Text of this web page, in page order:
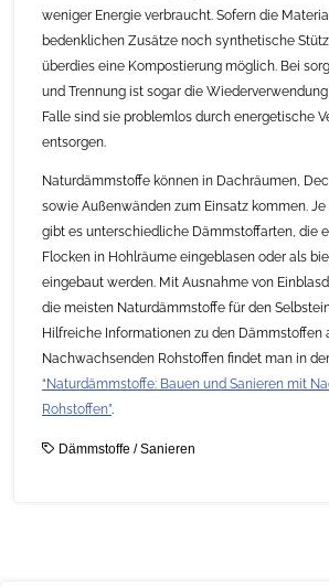
weniger Energie verbraucht. Sofern die
bedenklichen Zusätze noch synthetische
überdies eine Kompostierung möglich. Bei
und Trennung ist sogar die
Falle sind sie problemlos durch energetische
entsorgen.
Naturdämmstoffe können in Dachräumen,
sowie Außenwänden zum Einsatz kommen.
gibt es unterschiedliche Dämmstoffarten, die
Flocken in Hohlräume eingeblasen oder als
eingebaut werden. Mit Ausnahme von
die meisten Naturdämmstoffe für den
Hilfreiche Informationen zu den Dämmstoffen
Nachwachsenden Rohstoffen findet man in
“Naturdämmstoffe: Bauen und Sanieren mit
Rohstoffen”.
Dämmstoffe /Sanieren